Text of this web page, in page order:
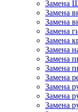
Замена
Замена
Замена
Замена
Замена
Замена
Замена
Замена
Замена
Замена
Замена
Замена